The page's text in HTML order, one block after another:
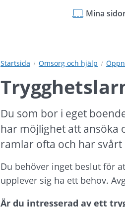
Mina
Startsida Omsorg och hjälp
Du som bor i eget
har möjlighet att ansöka
ramlar ofta och har svårt
Du behöver inget beslut för
upplever sig ha ett behov.
Är du intresserad av ett